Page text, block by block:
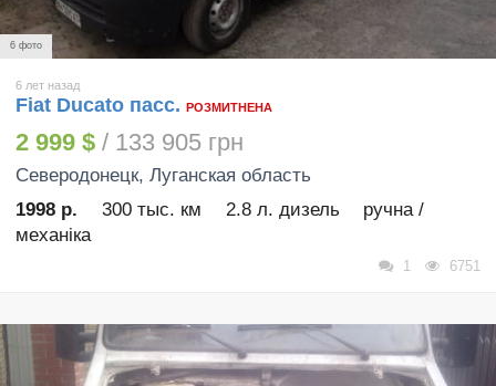
6 фото
6 лет назад
Fiat Ducato пасс. РОЗМИТНЕНА
2 999 $ / 133 905 грн
Северодонецк, Луганская область
1998 р.
300 тыс. км 2.8 л. дизель
ручна /
механіка
1 6751